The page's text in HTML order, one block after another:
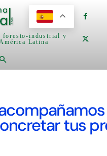
foresto-industrial y
Latina